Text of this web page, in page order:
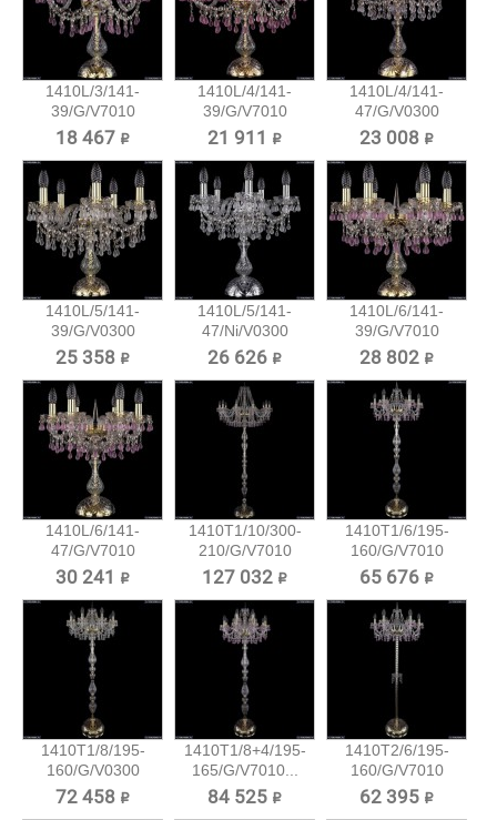
1410L/3/141-
39/G/V7010
Хрустальная...
18 467 ₽
1410L/4/141-
39/G/V7010
Хрустальная...
21 911 ₽
1410L/4/141-
47/G/V0300
Хрустальная...
23 008 ₽
1410L/5/141-
39/G/V0300
Хрустальная...
25 358 ₽
1410L/5/141-
47/Ni/V0300
Хрустальная...
26 626 ₽
1410L/6/141-
39/G/V7010
Хрустальная...
28 802 ₽
1410L/6/141-
47/G/V7010
Хрустальная...
30 241 ₽
1410T1/10/300-
210/G/V7010
Хрустальный...
127 032 ₽
1410T1/6/195-
160/G/V7010
Хрустальный...
65 676 ₽
1410T1/8/195-
160/G/V0300
Хрустальный...
72 458 ₽
1410T1/8+4/195-
165/G/V7010...
84 525 ₽
1410T2/6/195-
160/G/V7010
Хрустальный...
62 395 ₽